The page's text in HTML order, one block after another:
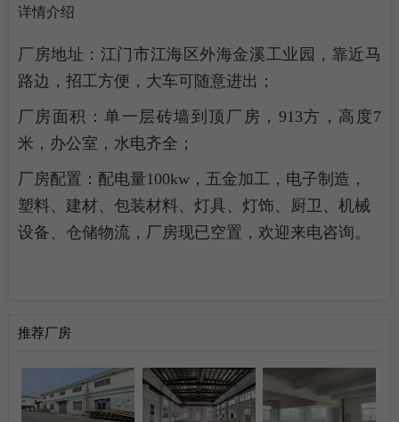
详情介绍
厂房地址：江门市江海区外海金溪工业园，靠近马
路边，招工方便，大车可随意进出；
厂房面积：单一层砖墙到顶厂房，913方，高度7
米，办公室，水电齐全；
厂房配置：配电量100kw，五金加工，电子制造，
塑料、建材、包装材料、灯具、灯饰、厨卫、机械
设备、仓储物流，厂房现已空置，欢迎来电咨询。
推荐厂房
3 梁生求租棠下500平方米仓库
曾生求租礼乐3300平方简易厂房
6 赵生求租蓬江区标准厂房2500方
7 张生求租杜阮6000平方米简易厂房
9 肖小姐求租新会五和1000方红木家具厂房
10
11 梁先生求租江海区礼乐300方模具厂房